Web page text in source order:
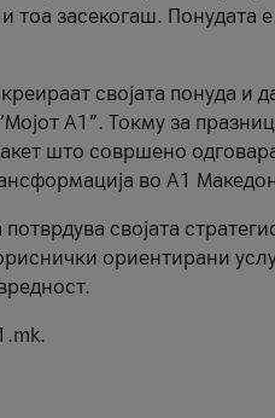
тоа засекогаш. Понудата
својата понуда и
А1”. Токму за
што совршено
во А1
својата
ориентирани